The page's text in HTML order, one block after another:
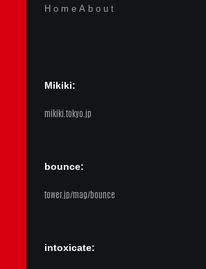
Home About
Mikiki:
mikiki.tokyo.jp
bounce:
tower.jp/mag/bounce
intoxicate: